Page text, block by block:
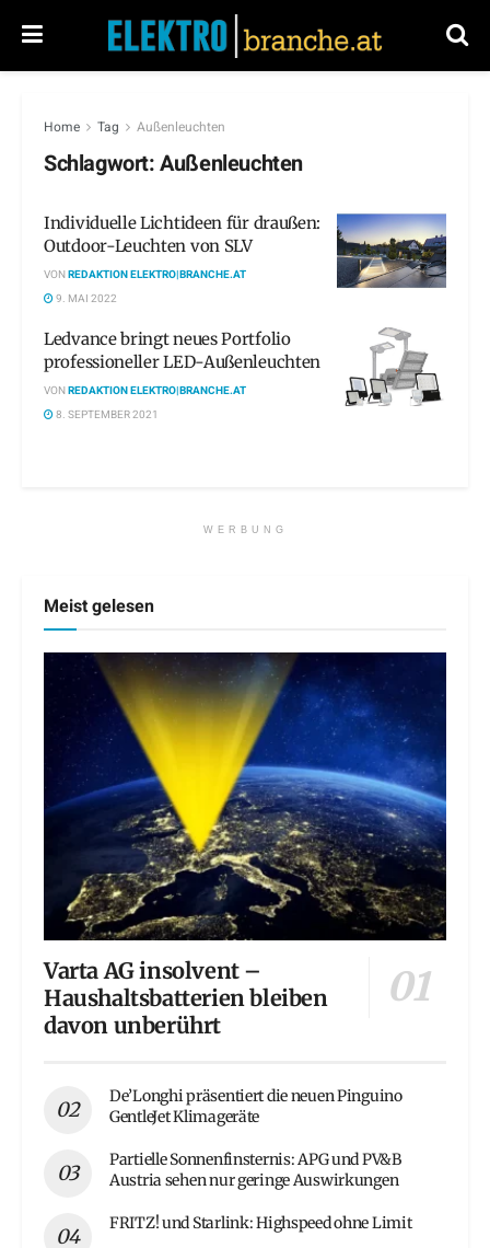
Home Tag Außenleuchten
Schlagwort:Außenleuchten
Individuelle Lichtideen für draußen:
Outdoor-Leuchten von SLV
VONREDAKTION ELEKTRO|BRANCHE.AT
9. MAI 2022
Ledvance bringt neues Portfolio
professioneller LED-Außenleuchten
VONREDAKTION ELEKTRO|BRANCHE.AT
8. SEPTEMBER 2021
WERBUNG
Meist gelesen
Varta AG insolvent –
Haushaltsbatterien bleiben
davon unberührt
De’Longhi präsentiert die neuen Pinguino
GentleJet Klimageräte
Partielle Sonnenfinsternis: APG und PV&B
Austria sehen nur geringe Auswirkungen
FRITZ! und Starlink: Highspeed ohne Limit